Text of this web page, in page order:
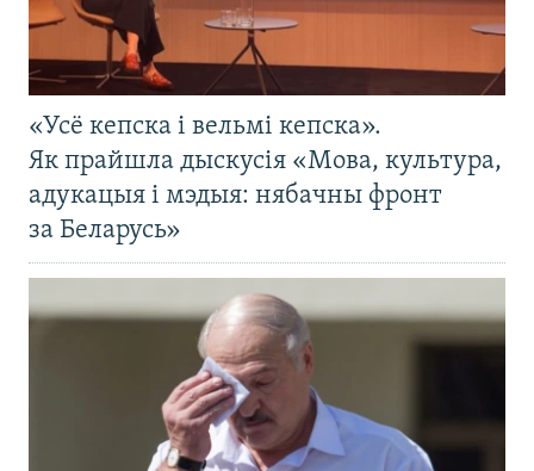
«Усё кепска і вельмі кепска».
Як прайшла дыскусія «Мова, культура,
адукацыя і мэдыя: нябачны фронт
за Беларусь»